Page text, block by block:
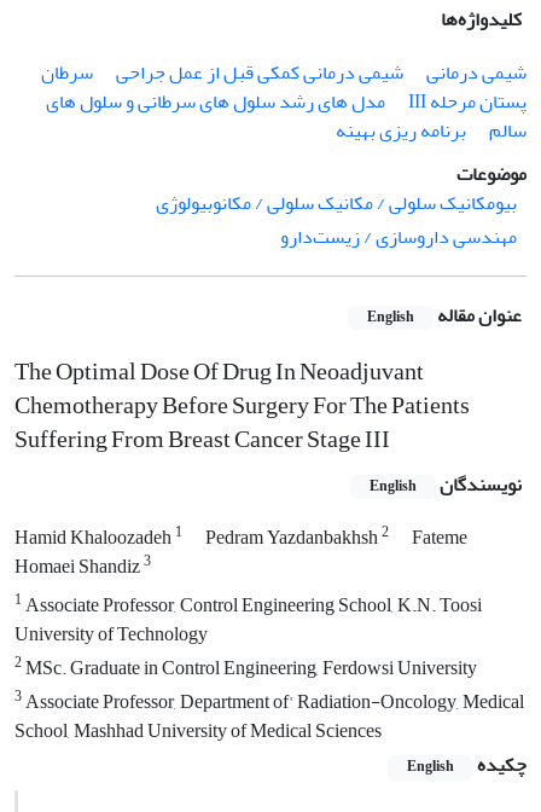
کلیدواژه‌ها
شیمی درمانی
شیمی درمانی کمکی قبل از عمل جراحی
سرطان
پستان مرحله III
مدل های رشد سلول های سرطانی و سلول های
سالم
برنامه ریزی بهینه
موضوعات
بیومکانیک سلولی / مکانیک سلولی / مکانوبیولوژی
مهندسی داروسازی / زیست‌دارو
عنوان مقاله English
The Optimal Dose Of Drug In Neoadjuvant
Chemotherapy Before Surgery For The Patients
Suffering From Breast Cancer Stage III
نویسندگان English
Hamid Khaloozadeh1 Pedram Yazdanbakhsh2
Fateme
Homaei Shandiz3
1Associate Professor, Control Engineering School, K.N. Toosi
University of Technology
2MSc. Graduate in Control Engineering, Ferdowsi University
3Associate Professor, Department of' Radiation-Oncology, Medical
School, Mashhad University of Medical Sciences
چکیده
English